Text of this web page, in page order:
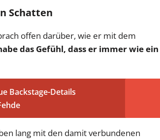
Schatten
offen darüber, wie er mit dem
das Gefühl, dass er immer wie ein
Backstage-Details
lang mit den damit verbundenen